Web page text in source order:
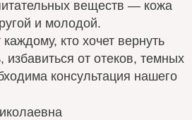
веществ — кожа
и молодой.
кто хочет вернуть
избавиться от отеков, темных
консультация нашего